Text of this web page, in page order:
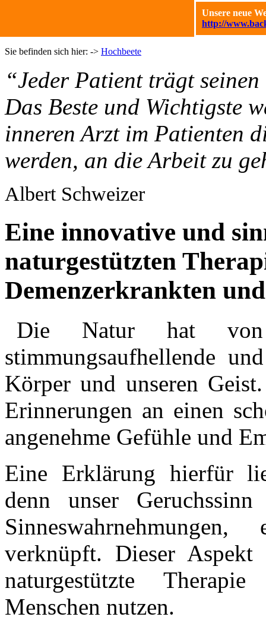
Unsere neue
http://
Sie befinden sich hier: -> Hochbeete
“Jeder Patient trägt
Das Beste und Wichtigste
inneren Arzt im Patienten
werden, an die Arbeit zu
Albert Schweizer
Eine innovative und
naturgestützten
Demenzerkrankten
Die Natur hat von
stimmungsaufhellende
Körper und unseren
Erinnerungen an einen
angenehme Gefühle und
Eine Erklärung hierfür
denn unser
verknüpft. Dieser
naturgestützte
Menschen nutzen.